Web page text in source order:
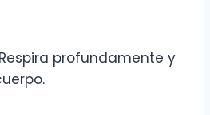
Respira profundamente y